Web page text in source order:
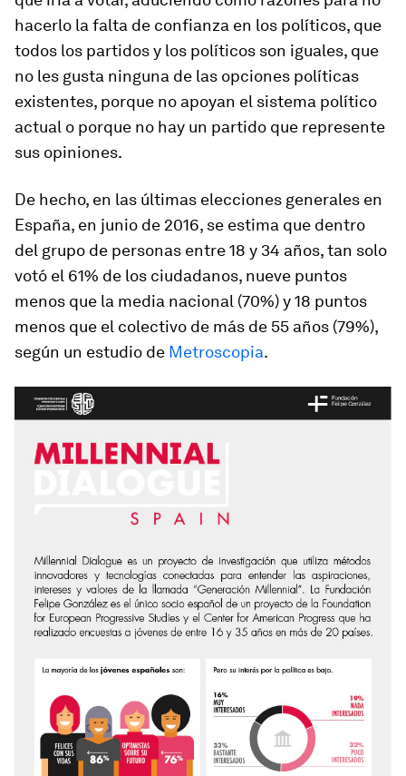
hacerlo la falta de confianza en los políticos, que
todos los partidos y los políticos son iguales, que
no les gusta ninguna de las opciones políticas
existentes, porque no apoyan el sistema político
actual o porque no hay un partido que represente
sus opiniones.
De hecho, en las últimas elecciones generales en
España, en junio de 2016, se estima que dentro
del grupo de personas entre 18 y 34 años, tan solo
votó el 61% de los ciudadanos, nueve puntos
menos que la media nacional (70%) y 18 puntos
menos que el colectivo de más de 55 años (79%),
según un estudio de Metroscopia.